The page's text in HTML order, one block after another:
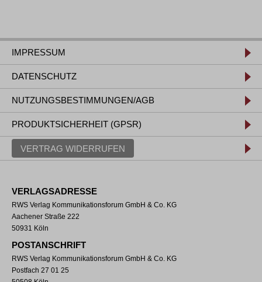
IMPRESSUM
DATENSCHUTZ
NUTZUNGSBESTIMMUNGEN/AGB
PRODUKTSICHERHEIT (GPSR)
VERTRAG WIDERRUFEN
VERLAGSADRESSE
RWS Verlag Kommunikationsforum GmbH & Co. KG
Aachener Straße 222
50931 Köln
POSTANSCHRIFT
RWS Verlag Kommunikationsforum GmbH & Co. KG
Postfach 27 01 25